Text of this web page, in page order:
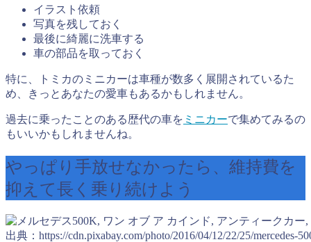
イラスト依頼
写真を残しておく
最後に綺麗に洗車する
車の部品を取っておく
特に、トミカのミニカーは車種が数多く展開されているた
め、きっとあなたの愛車もあるかもしれません。
過去に乗ったことのある歴代の車を ミニカーで集めてみるの
もいいかもしれませんね。
やっぱり手放せなかったら、維持費を
抑えて長く乗り続けよう
出典：https://cdn.pixabay.com/photo/2016/04/12/22/25/mercedes-